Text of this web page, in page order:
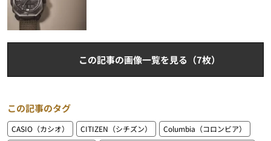
この記事の画像一覧を見る（7枚）
この記事のタグ
CASIO（カシオ） CITIZEN（シチズン）
Columbia（コロンビア）